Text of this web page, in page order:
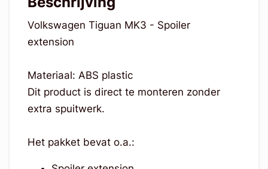
Volkswagen Tiguan MK3 - Spoiler
extension
Materiaal: ABS plastic
Dit product is direct te monteren zonder
extra spuitwerk.
Het pakket bevat o.a.: